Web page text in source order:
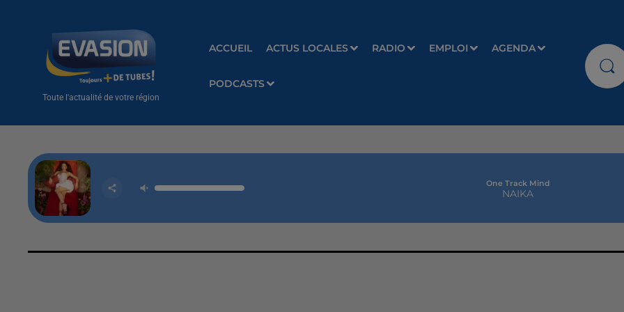
Toute l'actualité de votre région
ACCUEIL ACTUS LOCALES RADIO EMPLOI AGENDA
PODCASTS
One Track Mind
NAIKA